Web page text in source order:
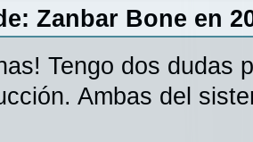
Zanbar Bone en
Tengo dos dudas
Ambas del